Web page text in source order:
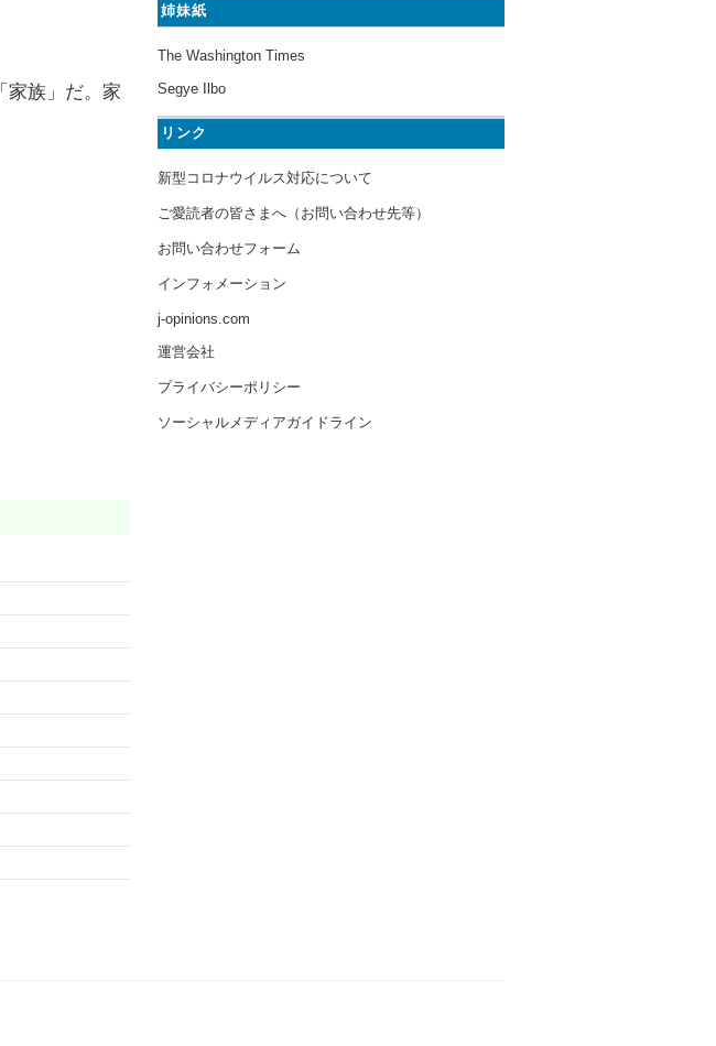
家族」だ。家
姉妹紙
The Washington Times
Segye Ilbo
リンク
新型コロナウイルス対応について
ご愛読者の皆さまへ（お問い合わせ先等）
お問い合わせフォーム
インフォメーション
j-opinions.com
運営会社
プライバシーポリシー
ソーシャルメディアガイドライン